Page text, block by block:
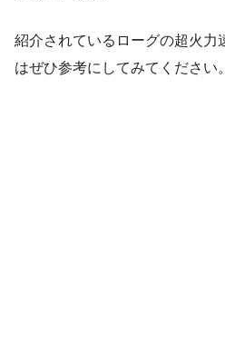
紹介されているローグの超火力
はぜひ参考にしてみてください。